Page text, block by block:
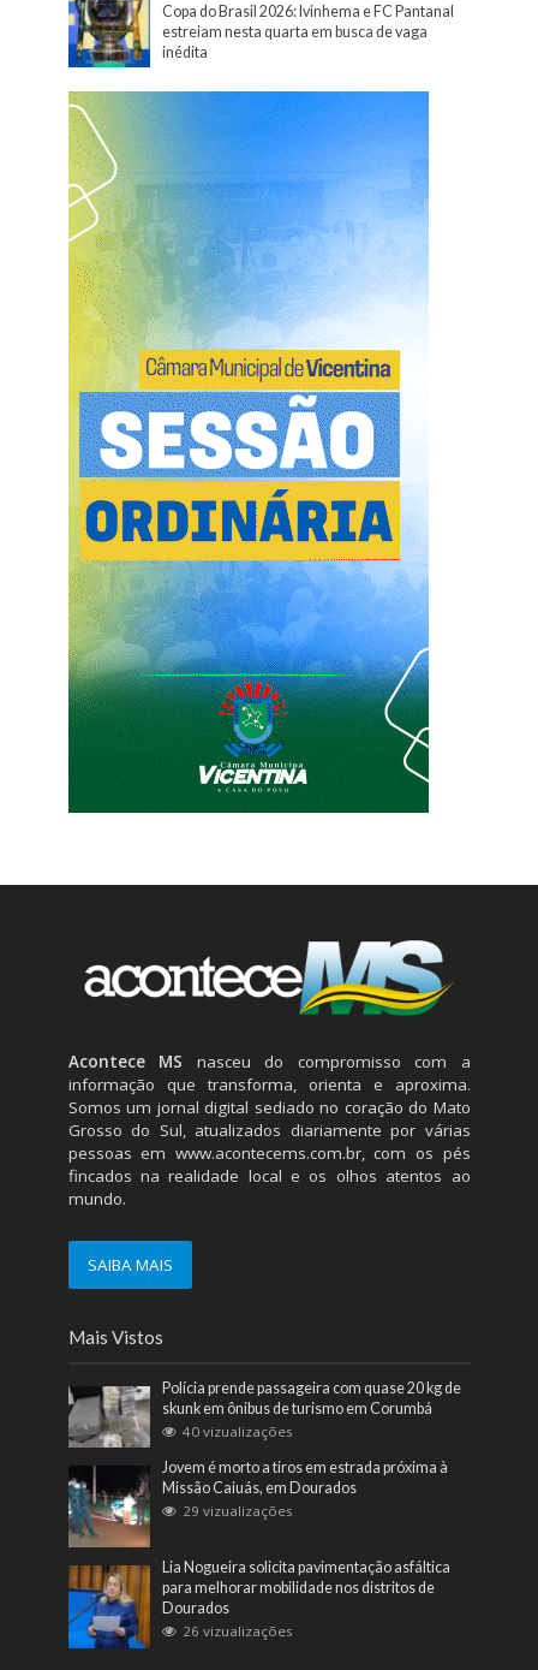
Copa do Brasil 2026: Ivinhema e FC Pantanal
estreiam nesta quarta em busca de vaga
inédita
Acontece MS nasceu do compromisso com a
informação que transforma, orienta e aproxima.
Somos um jornal digital sediado no coração do Mato
Grosso do Sul, atualizados diariamente por várias
pessoas em www.acontecems.com.br, com os pés
fincados na realidade local e os olhos atentos ao
mundo.
SAIBA MAIS
Mais Vistos
Polícia prende passageira com quase 20 kg de
skunk em ônibus de turismo em Corumbá
40 vizualizações
Jovem é morto a tiros em estrada próxima à
Missão Caiuás, em Dourados
29 vizualizações
Lia Nogueira solicita pavimentação asfáltica
para melhorar mobilidade nos distritos de
Dourados
26 vizualizações